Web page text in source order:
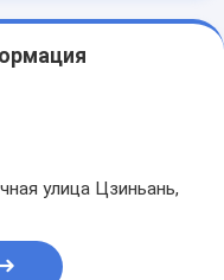
улица Цзиньань,